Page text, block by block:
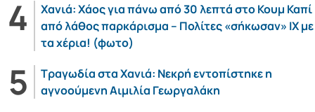
Χανιά: Χάος για πάνω από 30 λεπτά στο Κουμ Καπί
από λάθος παρκάρισμα – Πολίτες «σήκωσαν» ΙΧ με
τα χέρια! (φωτο)
Τραγωδία στα Χανιά: Νεκρή εντοπίστηκε η
αγνοούμενη Αιμιλία Γεωργαλάκη